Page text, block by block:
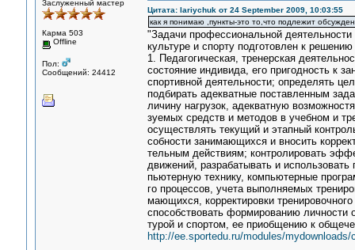
Заслуженный мастер
Карма 503
Offline
Пол:
Сообщений: 24412
Цитата: lariychuk от 24 September 2009, 10:03:55
как я понимаю ,пункты-это то,что подлежит
"Задачи профессиональной
культуре и спорту подготовлен к
1. Педагогическая, тренерская
состояние индивида, его пригодность к
спортивной деятельности; определять
подбирать адекватные поставленным
личину нагрузок, адекватную
зуемых средств и методов в учебном и
осуществлять текущий и этапный
собности занимающихся и вносить
тельным действиям; контролировать
движений, разрабатывать и
пьютерную технику, компьютерные
го процессов, учета выполняемых
мающихся, корректировки
способствовать формированию личности
турой и спортом, ее приобщению к
http://ee.sportedu.ru/modules/